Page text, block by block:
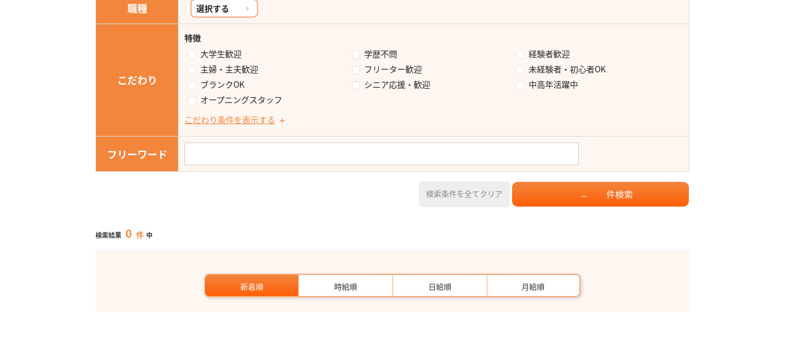
職種 選択する
こだわり
特徴
大学生歓迎
学歴不問
経験者歓迎
主婦・主夫歓迎
フリーター歓迎
未経験者・初心者OK
ブランクOK
シニア応援・歓迎
中高年活躍中
オープニングスタッフ
こだわり条件を表示する
フリーワード
検索条件を全てクリア -- 件検索
検索結果 0 件 中
新着順 時給順 日給順 月給順